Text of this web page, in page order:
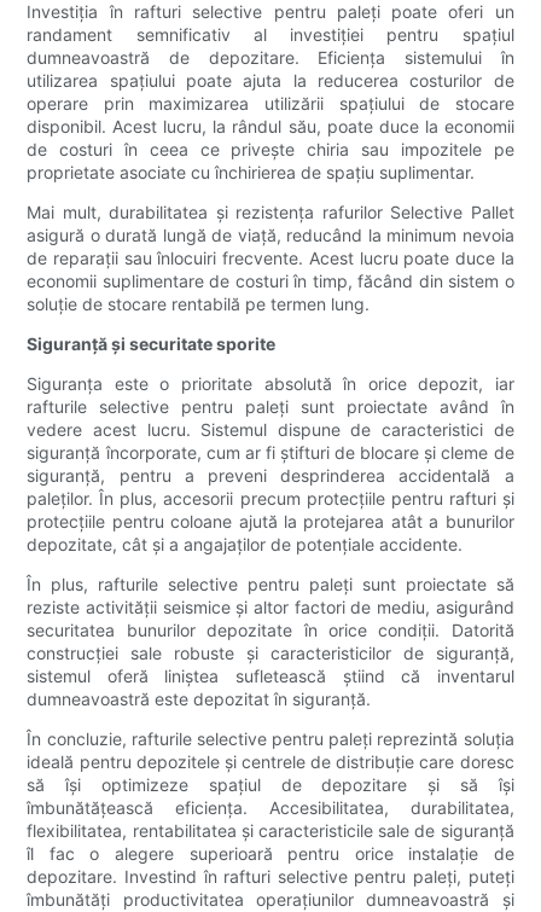
Investiția în rafturi selective pentru paleți poate oferi un
randament semnificativ al investiției pentru spațiul
dumneavoastră de depozitare. Eficiența sistemului în
utilizarea spațiului poate ajuta la reducerea costurilor de
operare prin maximizarea utilizării spațiului de stocare
disponibil. Acest lucru, la rândul său, poate duce la economii
de costuri în ceea ce privește chiria sau impozitele pe
proprietate asociate cu închirierea de spațiu suplimentar.
Mai mult, durabilitatea și rezistența rafurilor Selective Pallet
asigură o durată lungă de viață, reducând la minimum nevoia
de reparații sau înlocuiri frecvente. Acest lucru poate duce la
economii suplimentare de costuri în timp, făcând din sistem o
soluție de stocare rentabilă pe termen lung.
Siguranță și securitate sporite
Siguranța este o prioritate absolută în orice depozit, iar
rafturile selective pentru paleți sunt proiectate având în
vedere acest lucru. Sistemul dispune de caracteristici de
siguranță încorporate, cum ar fi știfturi de blocare și cleme de
siguranță, pentru a preveni desprinderea accidentală a
paleților. În plus, accesorii precum protecțiile pentru rafturi și
protecțiile pentru coloane ajută la protejarea atât a bunurilor
depozitate, cât și a angajaților de potențiale accidente.
În plus, rafturile selective pentru paleți sunt proiectate să
reziste activității seismice și altor factori de mediu, asigurând
securitatea bunurilor depozitate în orice condiții. Datorită
construcției sale robuste și caracteristicilor de siguranță,
sistemul oferă liniștea sufletească știind că inventarul
dumneavoastră este depozitat în siguranță.
În concluzie, rafturile selective pentru paleți reprezintă soluția
ideală pentru depozitele și centrele de distribuție care doresc
să își optimizeze spațiul de depozitare și să își
îmbunătățească eficiența. Accesibilitatea, durabilitatea,
flexibilitatea, rentabilitatea și caracteristicile sale de siguranță
îl fac o alegere superioară pentru orice instalație de
depozitare. Investind în rafturi selective pentru paleți, puteți
îmbunătăți productivitatea operațiunilor dumneavoastră și